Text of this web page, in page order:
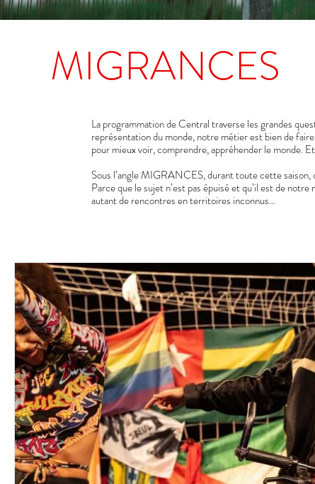
MIGRANCES
La programmation de Central traverse les grandes
représentation du monde, notre métier est bien de
pour mieux voir, comprendre, appréhender le monde.
Sous l’angle MIGRANCES, durant toute cette saison,
Parce que le sujet n’est pas épuisé et qu’il est de
autant de rencontres en territoires inconnus...